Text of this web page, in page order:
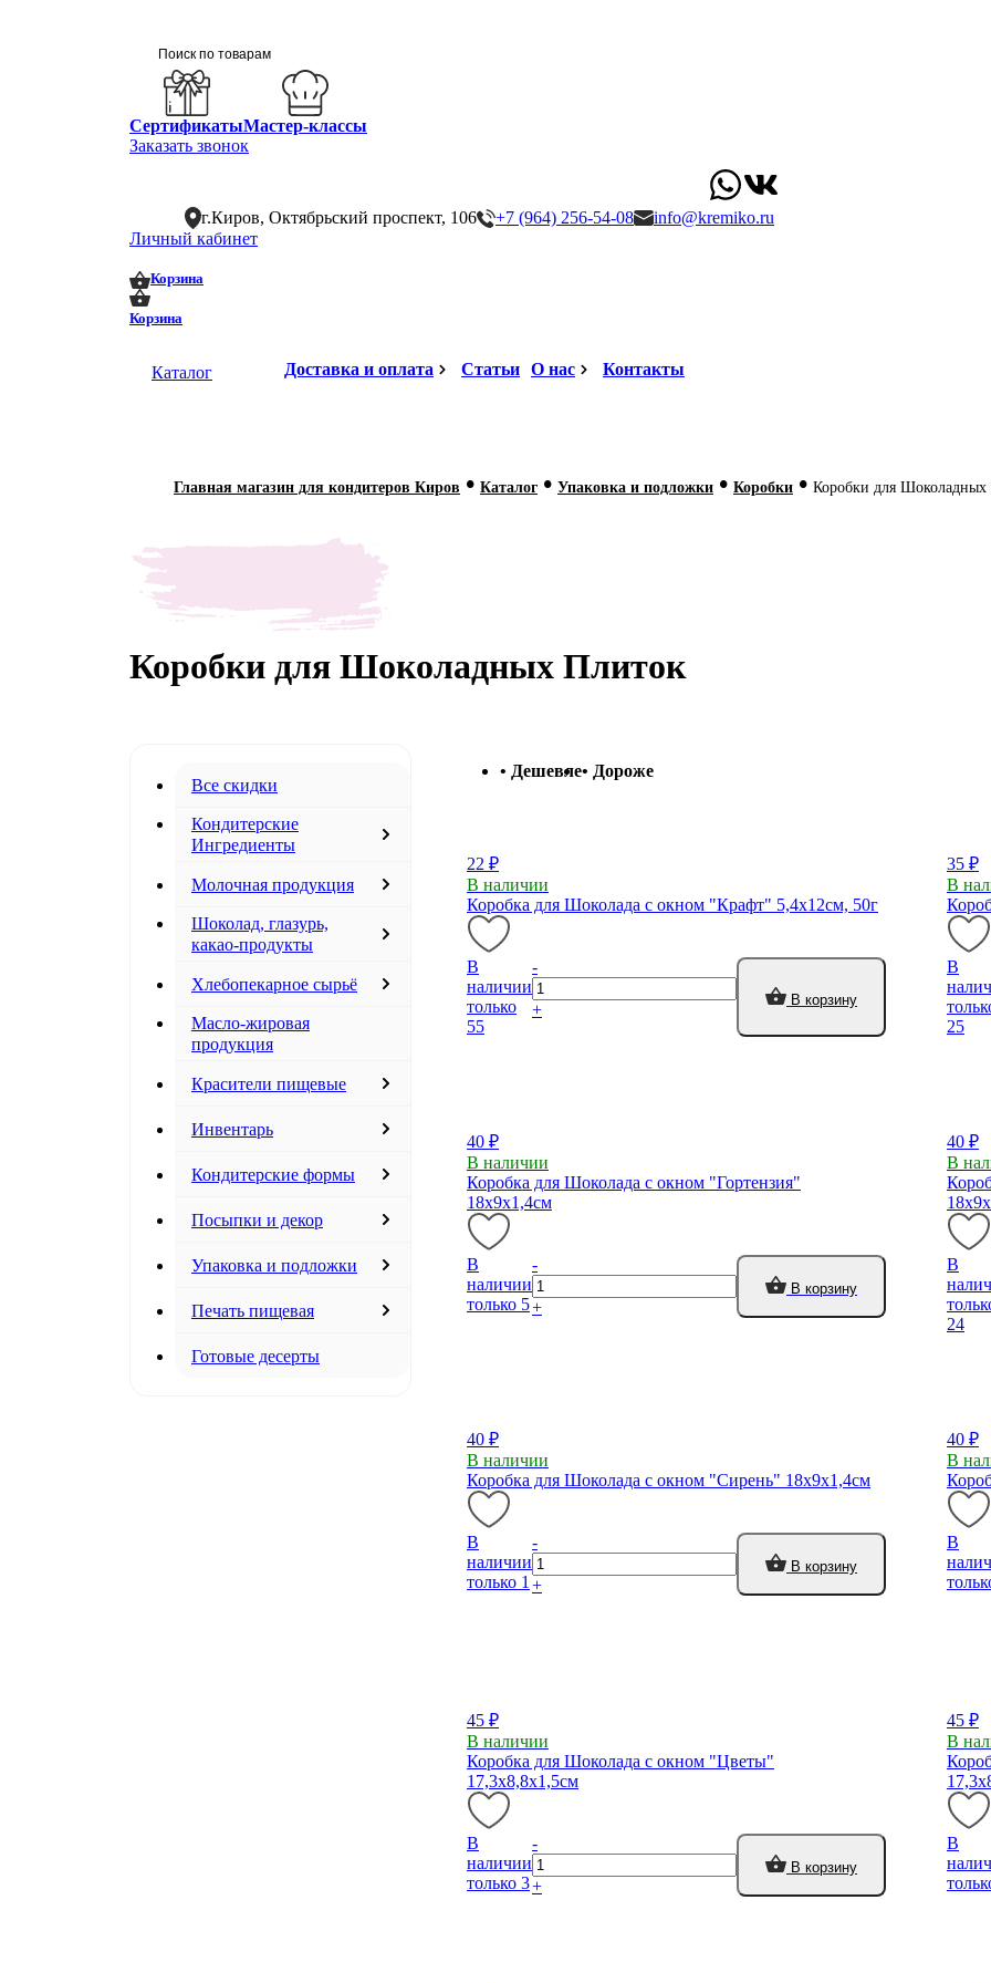
СертификатыМастер-классы
Заказать звонок
г.Киров, Октябрьский проспект, 106 +7 (964) 256-54-08
info@kremiko.ru
Личный кабинет
Корзина
Корзина
Каталог Доставка и оплата Статьи О нас Контакты
Главная магазин для кондитеров Киров • Каталог • Упаковка и подложки • Коробки • Коробки для Шоколадных
Коробки для Шоколадных Плиток
Все скидки
Кондитерские
Ингредиенты
Молочная продукция
Шоколад, глазурь,
какао-продукты
Хлебопекарное сырьё
Масло-жировая
продукция
Красители пищевые
Инвентарь
Кондитерские формы
Посыпки и декор
Упаковка и подложки
Печать пищевая
Готовые десерты
• Дешевле• Дороже
22 ₽
В наличии
Коробка для Шоколада с окном "Крафт" 5,4х12см, 50г
В
наличии
только
55
-
+
В корзину
35 ₽
В
В
25
40 ₽
В наличии
Коробка для Шоколада с окном "Гортензия"
18х9х1,4см
В
наличии
только 5
-
+
В корзину
40 ₽
В
В
24
40 ₽
В наличии
Коробка для Шоколада с окном "Сирень" 18х9х1,4см
В
наличии
только 1
-
+
В корзину
40 ₽
В
В
45 ₽
В наличии
Коробка для Шоколада с окном "Цветы"
17,3х8,8х1,5см
В
наличии
только 3
-
+
В корзину
45 ₽
В
В